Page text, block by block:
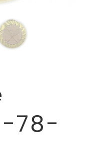
78-